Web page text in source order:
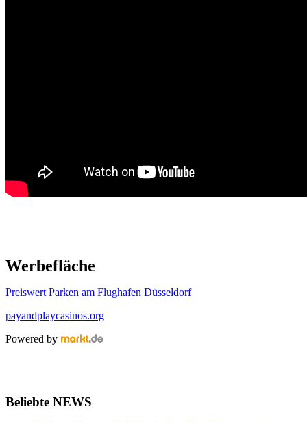
Werbefläche
Preiswert Parken am Flughafen Düsseldorf
payandplaycasinos.org
Powered by
Beliebte NEWS